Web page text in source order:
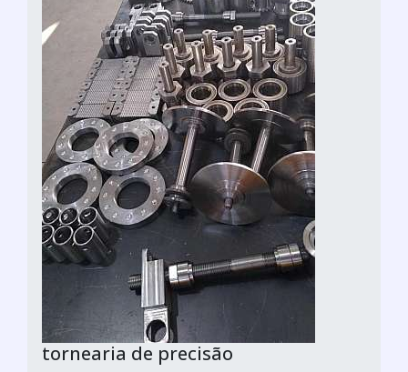
tornearia de precisão